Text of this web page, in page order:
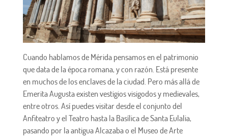
Cuando hablamos de Mérida pensamos en el patrimonio
que data de la época romana, y con razón. Está presente
en muchos de los enclaves de la ciudad. Pero más allá de
Emerita Augusta existen vestigios visigodos y medievales,
entre otros. Así puedes visitar desde el conjunto del
Anfiteatro y el Teatro hasta la Basílica de Santa Eulalia,
pasando por la antigua Alcazaba o el Museo de Arte